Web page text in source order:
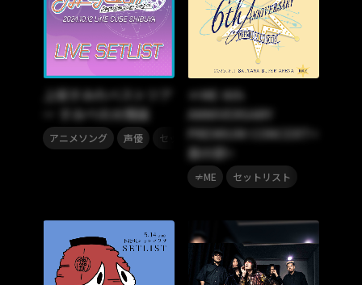
上坂すみれベストツア
ー すみぺの大理論
アニメソング 声優 セットリスト 上坂すみれ
≠ME 6th
ANNIVERSARY
PREMIUM CONCERT<
昼の部>
≠ME セットリスト